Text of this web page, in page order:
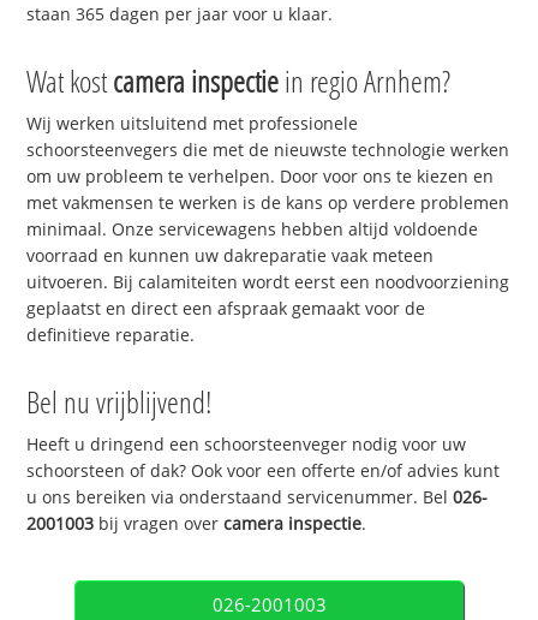
staan 365 dagen per jaar voor u klaar.
Wat kostcamera inspectiein regio Arnhem?
Wij werken uitsluitend met professionele
schoorsteenvegers die met de nieuwste technologie werken
om uw probleem te verhelpen. Door voor ons te kiezen en
met vakmensen te werken is de kans op verdere problemen
minimaal. Onze servicewagens hebben altijd voldoende
voorraad en kunnen uw dakreparatie vaak meteen
uitvoeren. Bij calamiteiten wordt eerst een noodvoorziening
geplaatst en direct een afspraak gemaakt voor de
definitieve reparatie.
Bel nu vrijblijvend!
Heeft u dringend een schoorsteenveger nodig voor uw
schoorsteen of dak? Ook voor een offerte en/of advies kunt
u ons bereiken via onderstaand servicenummer. Bel026-
2001003 bij vragen overcamera inspectie.
026-2001003